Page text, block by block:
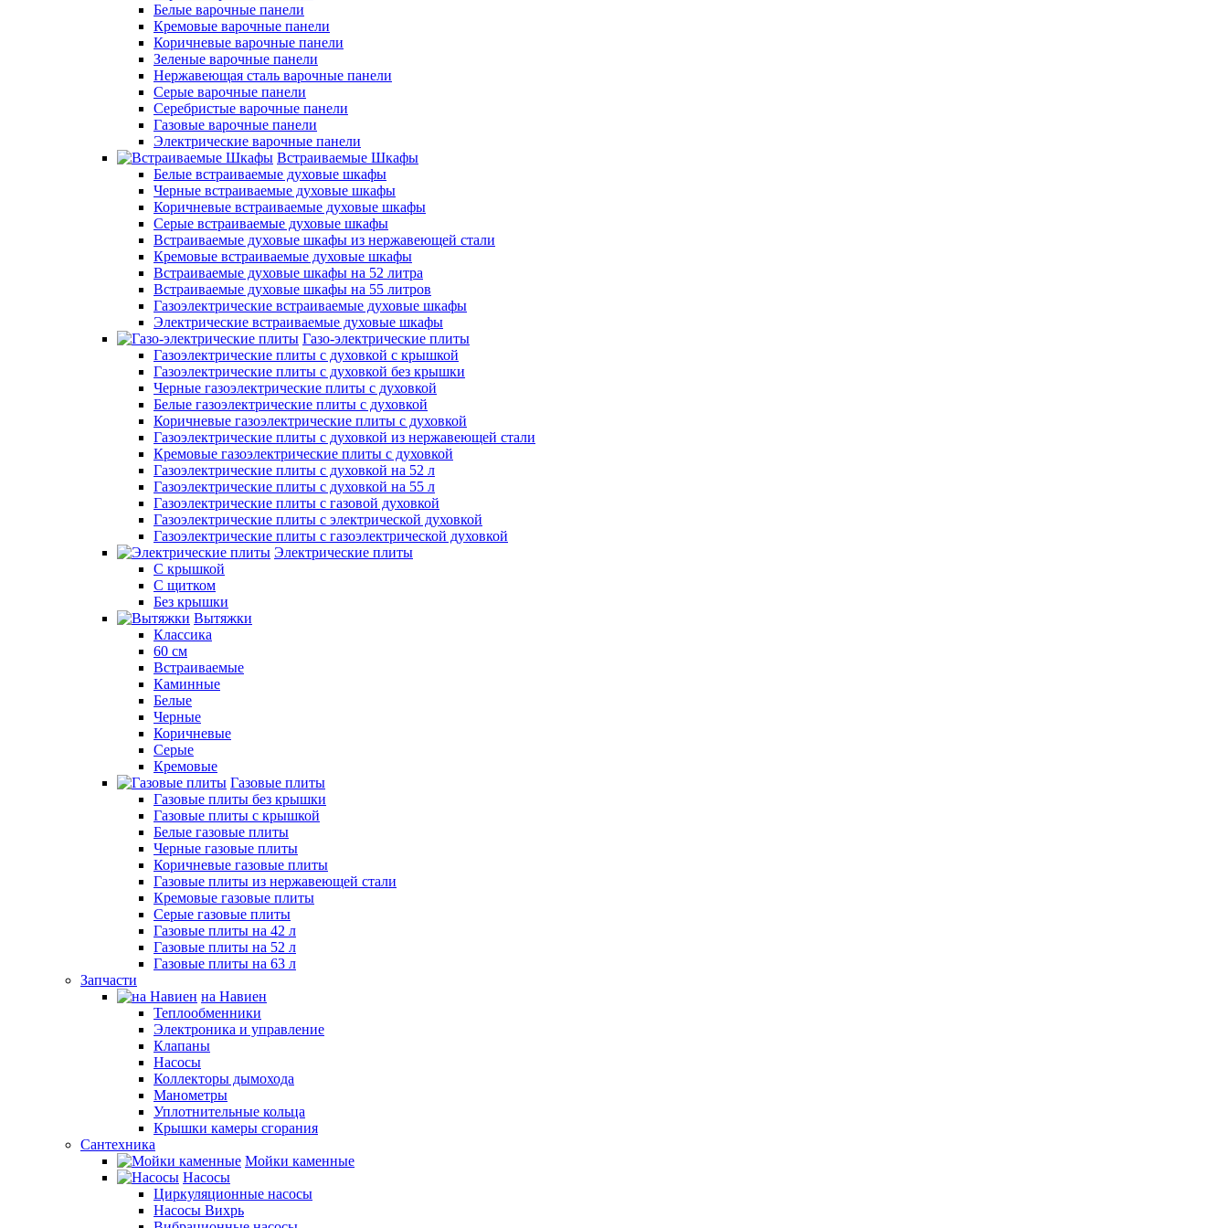
Белые варочные панели
Кремовые варочные панели
Коричневые варочные панели
Зеленые варочные панели
Нержавеющая сталь варочные панели
Серые варочные панели
Серебристые варочные панели
Газовые варочные панели
Электрические варочные панели
Встраиваемые Шкафы
Белые встраиваемые духовые шкафы
Черные встраиваемые духовые шкафы
Коричневые встраиваемые духовые шкафы
Серые встраиваемые духовые шкафы
Встраиваемые духовые шкафы из нержавеющей стали
Кремовые встраиваемые духовые шкафы
Встраиваемые духовые шкафы на 52 литра
Встраиваемые духовые шкафы на 55 литров
Газоэлектрические встраиваемые духовые шкафы
Электрические встраиваемые духовые шкафы
Газо-электрические плиты
Газоэлектрические плиты с духовкой с крышкой
Газоэлектрические плиты с духовкой без крышки
Черные газоэлектрические плиты с духовкой
Белые газоэлектрические плиты с духовкой
Коричневые газоэлектрические плиты с духовкой
Газоэлектрические плиты с духовкой из нержавеющей стали
Кремовые газоэлектрические плиты с духовкой
Газоэлектрические плиты с духовкой на 52 л
Газоэлектрические плиты с духовкой на 55 л
Газоэлектрические плиты с газовой духовкой
Газоэлектрические плиты с электрической духовкой
Газоэлектрические плиты с газоэлектрической духовкой
Электрические плиты
С крышкой
С щитком
Без крышки
Вытяжки
Классика
60 см
Встраиваемые
Каминные
Белые
Черные
Коричневые
Серые
Кремовые
Газовые плиты
Газовые плиты без крышки
Газовые плиты с крышкой
Белые газовые плиты
Черные газовые плиты
Коричневые газовые плиты
Газовые плиты из нержавеющей стали
Кремовые газовые плиты
Серые газовые плиты
Газовые плиты на 42 л
Газовые плиты на 52 л
Газовые плиты на 63 л
Запчасти
на Навиен
Теплообменники
Электроника и управление
Клапаны
Насосы
Коллекторы дымохода
Манометры
Уплотнительные кольца
Крышки камеры сгорания
Сантехника
Мойки каменные
Насосы
Циркуляционные насосы
Насосы Вихрь